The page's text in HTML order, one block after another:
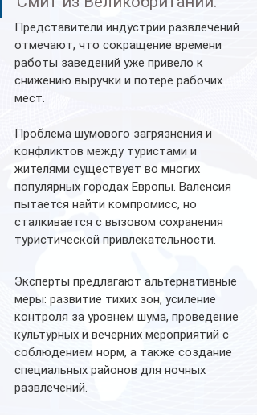
Представители индустрии развлечений
отмечают, что сокращение времени
работы заведений уже привело к
снижению выручки и потере рабочих
мест.
Проблема шумового загрязнения и
конфликтов между туристами и
жителями существует во многих
популярных городах Европы. Валенсия
пытается найти компромисс, но
сталкивается с вызовом сохранения
туристической привлекательности.
Эксперты предлагают альтернативные
меры: развитие тихих зон, усиление
контроля за уровнем шума, проведение
культурных и вечерних мероприятий с
соблюдением норм, а также создание
специальных районов для ночных
развлечений.